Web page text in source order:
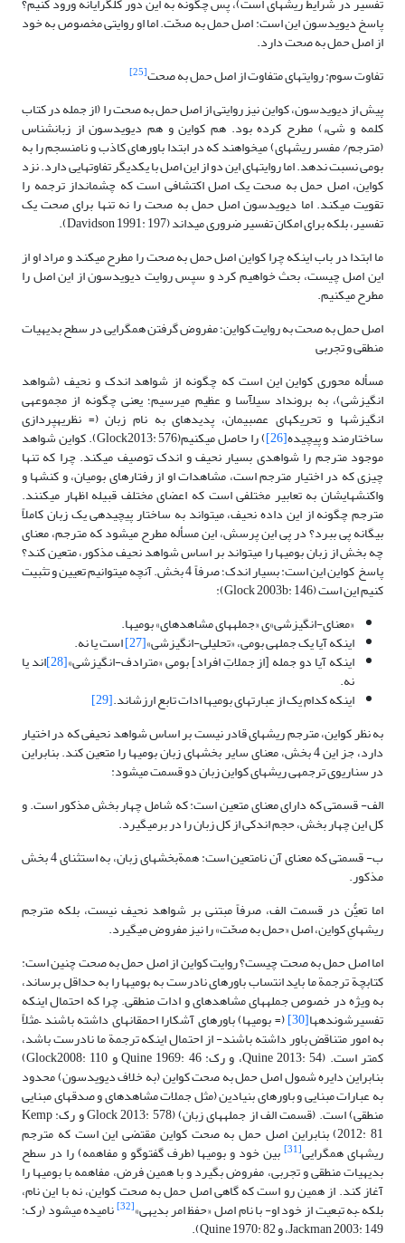
پاسخ دیویدسون این است: اصل حمل به صحّت. اما او روایتی مخصوص به خود
از اصل حمل به صحت دارد.
تفاوت سوم: روایت­های متفاوت از اصل حمل به صحت[25]
پیش از دیویدسون، کواین نیز روایتی از اصل حمل به صحت را (از جمله در کتاب
کلمه و شیء) مطرح کرده بود. هم کواین و هم دیویدسون از زبان­شناس
(مترجم/ مفسر ریشه­ای) می­خواهند که در ابتدا باورهای کاذب و نامنسجم را به
بومی نسبت ندهد. اما روایت­های این دو از این اصل با یکدیگر تفاوت­هایی دارد. نزد
کواین، اصل حمل به صحت یک اصل اکتشافی است که چشم­انداز ترجمه را
تقویت می­کند. اما دیویدسون اصل حمل به صحت را نه تنها برای صحت یک
تفسیر، بلکه برای امکان تفسیر ضروری می­داند (Davidson 1991: 197).
ما ابتدا در باب اینکه چرا کواین اصل حمل به صحت را مطرح می­کند و مراد او از
این اصل چیست، بحث خواهیم کرد و سپس روایت دیویدسون از این اصل را
مطرح می­کنیم.
اصل حمل به صحت به روایت کواین؛ مفروض گرفتن هم­گرایی در سطح بدیهیات
منطقی و تجربی
مسأله محوری کواین این است که چگونه از شواهد اندک و نحیف (شواهد
انگیزشی)، به برون­داد سیل­آسا و عظیم می­رسیم؛ یعنی چگونه از مجموعه­ی
انگیزش­ها و تحریک­های عصبی­مان، پدیده­ای به نام زبان (= نظریه­پردازی
ساختارمند و پیچیده[26] ) را حاصل می­کنیم(Glock2013: 576). کواین شواهد
موجود مترجم را شواهدی بسیار نحیف و اندک توصیف می­کند. چرا که تنها
چیزی که در اختیار مترجم است، مشاهدات او از رفتارهای بومیان، و کنش­ها و
واکنش­هایشان به تعابیر مختلفی است که اعضای مختلف قبیله اظهار می­کنند.
مترجم چگونه از این داده نحیف، می­تواند به ساختار پیچیده­ی یک زبان کاملاً
بیگانه پی ببرد؟ در پی این پرسش، این مسأله مطرح می­شود که مترجم، معنای
چه بخش از زبان بومی­ها را می­تواند بر اساس شواهد نحیف مذکور، متعین کند؟
پاسخ کواین این است: بسیار اندک؛ صرفاً 4 بخش. آنچه می­توانیم تعیین و تثبیت
کنیم این است (Glock 2003b: 146):
«معنای-انگیزشی»ی «جمله­های مشاهده­ای» بومی­ها.
اینکه آیا یک جمله­ی بومی، «تحلیلی-انگیزشی»[27] است یا نه.
اینکه آیا دو جمله [از جملاتِ افراد] بومی «مترادف-انگیزشی»[28] ­اند یا
نه.
اینکه کدام یک از عبارت­های بومی­ها ادات تابع ارزش­اند.[29]
به نظر کواین، مترجم ریشه­ای قادر نیست بر اساس شواهد نحیفی که در اختیار
دارد، جز این 4 بخش، معنای سایر بخش­های زبان بومی­ها را متعین کند. بنابراین
در سناریوی ترجمه­ی ریشه­ای کواین زبان دو قسمت می­شود:
الف- قسمتی که دارای معنای متعین است: که شامل چهار بخش مذکور است. و
کل این چهار بخش، حجم اندکی از کل زبان را در برمی­گیرد.
ب- قسمتی که معنای آن نامتعین است: همةبخش­های زبان، به استثنای 4 بخش
مذکور.
اما تعیُّن در قسمت الف، صرفاً مبتنی بر شواهد نحیف نیست، بلکه مترجم
ریشه­ایِ کواین، اصل «حمل به صحّت» را نیز مفروض می­گیرد.
اما اصل حمل به صحت چیست؟ روایت کواین از اصل حمل به صحت چنین است:
کتابچة ترجمة ما باید انتساب باورهای نادرست به بومی­ها را به حداقل برساند،
به ویژه در خصوص جمله­های مشاهده­ای و ادات منطقی. چرا که احتمال اینکه
تفسیرشونده­ها[30] (= بومی­ها) باورهای آشکارا احمقانه­ای داشته باشند –مثلاً
به امور متناقض باور داشته باشند- از احتمال اینکه ترجمة ما نادرست باشد،
کمتر است. (Quine 2013: 54، و رک: Quine 1969: 46 و Glock2008: 110)
بنابراین دایره شمول اصل حمل به صحت کواین (به خلاف دیویدسون) محدود
به عبارات مبنایی و باورهای بنیادین (مثل جملات مشاهده­ای و صدق­های مبنایی
منطقی) است. (قسمت الف از جمله­های زبان) (Glock 2013: 578 و رک: Kemp
2012: 81) بنابراین اصل حمل به صحت کواین مقتضی این است که مترجم
ریشه­ای هم­گرایی[31] بین خود و بومی­ها (طرف گفت­وگو و مفاهمه) را در سطح
بدیهیات منطقی و تجربی، مفروض بگیرد و با همین فرض، مفاهمه با بومی­ها را
آغاز کند. از همین رو است که گاهی اصل حمل به صحت کواین، نه با این نام،
بلکه –به تبعیت از خود او- با نام اصل «حفظ امر بدیهی»[32] نامیده می­شود (رک:
Jackman 2003: 149، و Quine 1970: 82).